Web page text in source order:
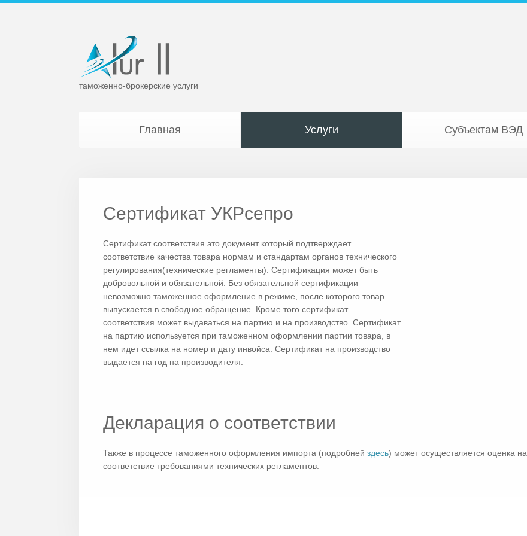
таможенно-брокерские услуги
Главная Услуги Субъектам ВЭД
Сертификат УКРсепро
Сертификат соответствия это документ который подтверждает
соответствие качества товара нормам и стандартам органов технического
регулирования(технические регламенты). Сертификация может быть
добровольной и обязательной. Без обязательной сертификации
невозможно таможенное оформление в режиме, после которого товар
выпускается в свободное обращение. Кроме того сертификат
соответствия может выдаваться на партию и на производство. Сертификат
на партию используется при таможенном оформлении партии товара, в
нем идет ссылка на номер и дату инвойса. Сертификат на производство
выдается на год на производителя.
Декларация о соответствии
Также в процессе таможенного оформления импорта (подробней здесь) может осуществляется оценка на
соответствие требованиями технических регламентов.